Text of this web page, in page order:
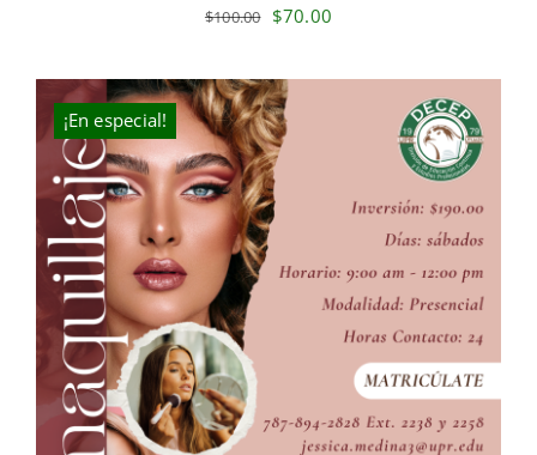
$100.00 Original
was:
$100.00.
$70.00
is:
¡En especial!